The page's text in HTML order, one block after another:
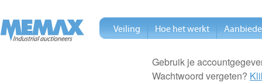
Gebruik je
Wachtwoord vergeten?
Veiling Hoe het werkt